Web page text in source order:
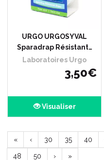
URGO URGOSYVAL
Sparadrap Résistant…
Laboratoires Urgo
3,50€
Visualiser
« ‹ 30 35 40
48 50 › »